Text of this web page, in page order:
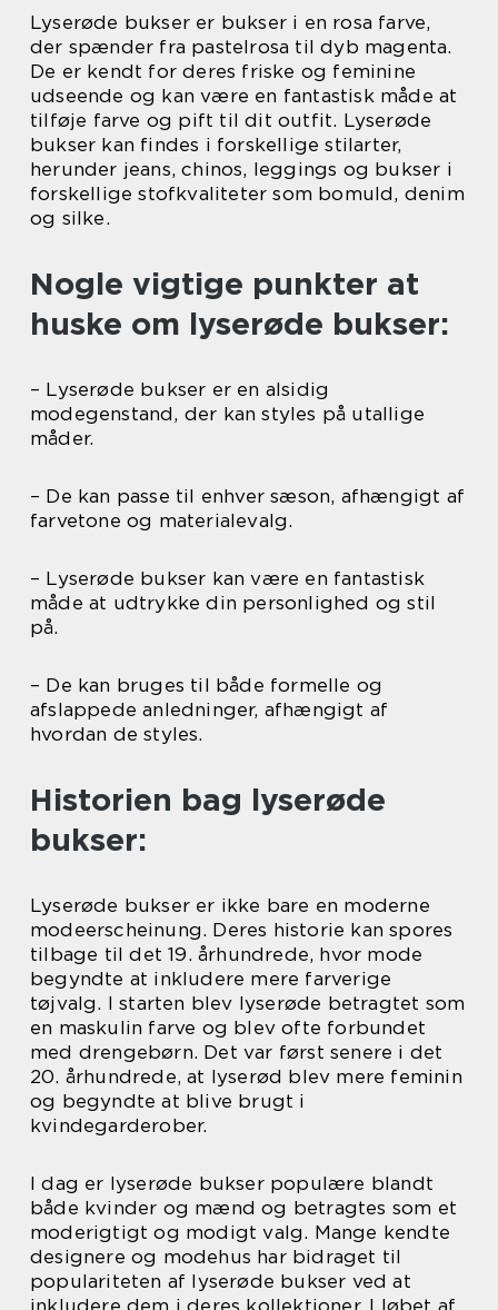
Lyserøde bukser er bukser i en rosa farve,
der spænder fra pastelrosa til dyb magenta.
De er kendt for deres friske og feminine
udseende og kan være en fantastisk måde at
tilføje farve og pift til dit outfit. Lyserøde
bukser kan findes i forskellige stilarter,
herunder jeans, chinos, leggings og bukser i
forskellige stofkvaliteter som bomuld, denim
og silke.
Nogle vigtige punkter at
huske om lyserøde bukser:
– Lyserøde bukser er en alsidig
modegenstand, der kan styles på utallige
måder.
– De kan passe til enhver sæson, afhængigt af
farvetone og materialevalg.
– Lyserøde bukser kan være en fantastisk
måde at udtrykke din personlighed og stil
på.
– De kan bruges til både formelle og
afslappede anledninger, afhængigt af
hvordan de styles.
Historien bag lyserøde
bukser:
Lyserøde bukser er ikke bare en moderne
modeerscheinung. Deres historie kan spores
tilbage til det 19. århundrede, hvor mode
begyndte at inkludere mere farverige
tøjvalg. I starten blev lyserøde betragtet som
en maskulin farve og blev ofte forbundet
med drengebørn. Det var først senere i det
20. århundrede, at lyserød blev mere feminin
og begyndte at blive brugt i
kvindegarderober.
I dag er lyserøde bukser populære blandt
både kvinder og mænd og betragtes som et
moderigtigt og modigt valg. Mange kendte
designere og modehus har bidraget til
populariteten af lyserøde bukser ved at